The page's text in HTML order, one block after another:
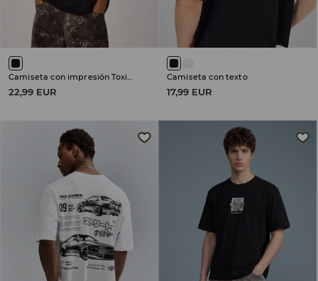
Camiseta con impresión Toxicity System of a Down
22,99 EUR
Camiseta con texto
17,99 EUR